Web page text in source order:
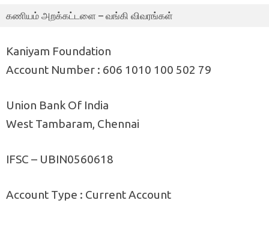
கணியம் அறக்கட்டளை – வங்கி விவரங்கள்
Kaniyam Foundation
Account Number : 606 1010 100 502 79
Union Bank Of India
West Tambaram, Chennai
IFSC – UBIN0560618
Account Type : Current Account